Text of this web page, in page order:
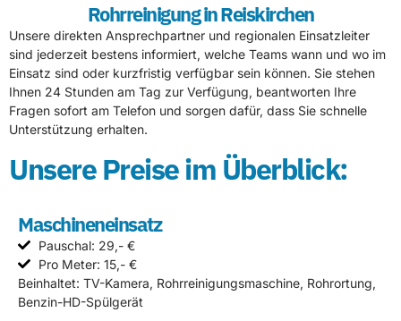
Rohrreinigung in Reiskirchen
Unsere direkten Ansprechpartner und regionalen Einsatzleiter
sind jederzeit bestens informiert, welche Teams wann und wo im
Einsatz sind oder kurzfristig verfügbar sein können. Sie stehen
Ihnen 24 Stunden am Tag zur Verfügung, beantworten Ihre
Fragen sofort am Telefon und sorgen dafür, dass Sie schnelle
Unterstützung erhalten.
Unsere Preise im Überblick:
Maschineneinsatz
Pauschal: 29,- €
Pro Meter: 15,- €
Beinhaltet: TV-Kamera, Rohrreinigungsmaschine, Rohrortung,
Benzin-HD-Spülgerät